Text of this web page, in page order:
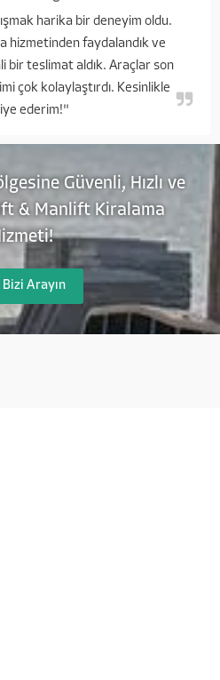
harika bir deneyim oldu.
hizmetinden faydalandık ve
bir teslimat aldık. Araçlar son
çok kolaylaştırdı. Kesinlikle
ederim!"
Güvenli, Hızlı ve
& Manlift Kiralama
Bizi Arayın